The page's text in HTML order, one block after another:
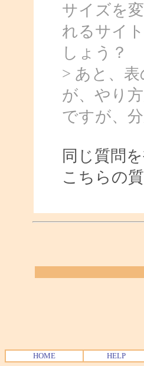
サイズを
れるサイ
しょう？
> あと、
が、やり
ですが、
同じ質問
こちらの
HOME HELP